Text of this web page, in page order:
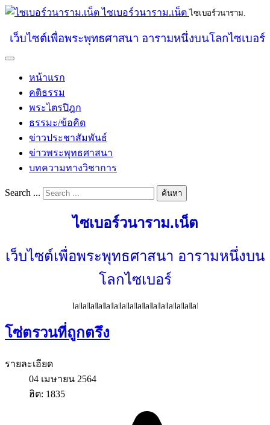
ไซเบอร์วนาราม.เน็ต ไซเบอร์วนาราม.
เว็บไซต์เพื่อพระพุทธศาสนา อารามหนึ่งบนโลกไซเบอร์
หน้าแรก
คติธรรม
พระไตรปิฎก
ธรรมะ/ข้อคิด
ข่าวประชาสัมพันธ์
ข่าวพระพุทธศาสนา
บทความทางวิชาการ
Search ... ค้นหา
ไซเบอร์วนาราม.เน็ต
เว็บไซต์เพื่อพระพุทธศาสนา อารามหนึ่งบน
โลกไซเบอร์
โซ่ตรวนที่ถูกตรึง
รายละเอียด
04 เมษายน 2564
ฮิต: 1835